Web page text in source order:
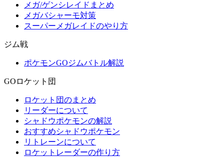
メガ/ゲンシレイドまとめ
メガバシャーモ対策
スーパーメガレイドのやり方
ジム戦
ポケモンGOジムバトル解説
GOロケット団
ロケット団のまとめ
リーダーについて
シャドウポケモンの解説
おすすめシャドウポケモン
リトレーンについて
ロケットレーダーの作り方